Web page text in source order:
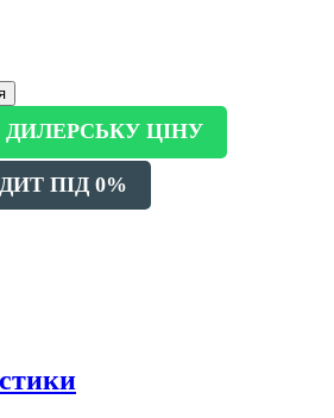
ДИЛЕРСЬКУ ЦІНУ
ПІД 0%